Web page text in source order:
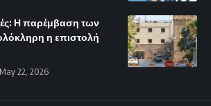
Η παρέμβαση των
η επιστολή
May 22, 2026